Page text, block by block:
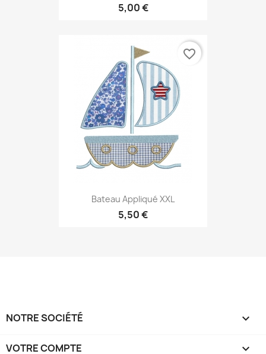
5,00 €
Bateau Appliqué XXL
5,50 €
favorite_border
NOTRE SOCIÉTÉ 
VOTRE COMPTE 